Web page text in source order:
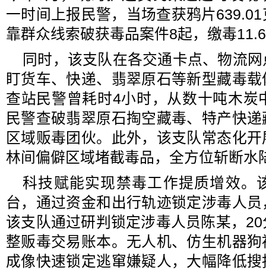
一时间上报民警，当场查获鸦片
靠群众线索破获毒品案件8起，缴毒
同时，该支队在各交通卡点、物流
盯货车、快递、翡翠原石等新型藏毒
查站民警曾耗时4小时，从数十吨木炭
民警查破翡翠原石掏空藏毒、特产快
区域贩毒团伙。此外，该支队常态化
林间偏僻区域堵截毒品，全方位斩断水
科技赋能实现禁毒工作提质增效。
台，通过资金和出行轨迹锁定涉毒人
该支队通过研判锁定涉毒人员陈某，
整贩毒交易账本。无人机、仿生机器
成像快速锁定逃窜嫌疑人，大幅降低